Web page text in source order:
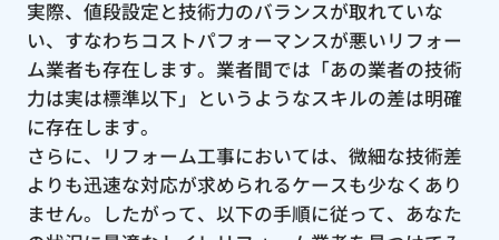
実際、値段設定と技術力のバランスが取れていな
い、すなわちコストパフォーマンスが悪いリフォー
ム業者も存在します。業者間では「あの業者の技術
力は実は標準以下」というようなスキルの差は明確
に存在します。
さらに、リフォーム工事においては、微細な技術差
よりも迅速な対応が求められるケースも少なくあり
ません。したがって、以下の手順に従って、あなた